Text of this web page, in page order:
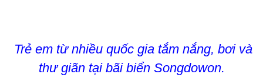
Trẻ em từ nhiều quốc gia tắm nắng, bơi và
thư giãn tại bãi biển Songdowon.